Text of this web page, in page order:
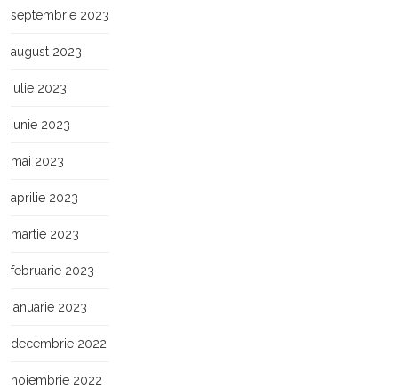
septembrie 2023
august 2023
iulie 2023
iunie 2023
mai 2023
aprilie 2023
martie 2023
februarie 2023
ianuarie 2023
decembrie 2022
noiembrie 2022